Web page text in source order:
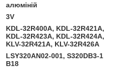
алюміній
3V
KDL-32R400A, KDL-32R421A,
KDL-32R423A, KDL-32R424A,
KLV-32R421A, KLV-32R426A
LSY320AN02-001, S320DB3-1
B18